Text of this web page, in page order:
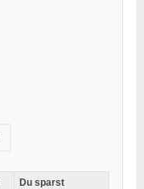
Du sparst